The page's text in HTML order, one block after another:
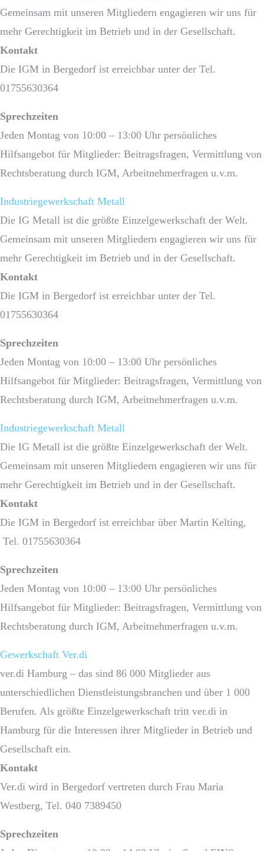
Gemeinsam mit unseren Mitgliedern engagieren wir uns für
mehr Gerechtigkeit im Betrieb und in der Gesellschaft.
Kontakt
Die IGM in Bergedorf ist erreichbar unter der Tel.
01755630364
Sprech­zeiten
Jeden Montag von 10:00 – 13:00 Uhr persönliches
Hilfsangebot für Mitglieder: Beitragsfragen, Vermittlung von
Rechtsberatung durch IGM, Arbeitnehmerfragen u.v.m.
Industriegewerkschaft Metall
Die IG Metall ist die größte Einzelgewerkschaft der Welt.
Gemeinsam mit unseren Mitgliedern engagieren wir uns für
mehr Gerechtigkeit im Betrieb und in der Gesellschaft.
Kontakt
Die IGM in Bergedorf ist erreichbar unter der Tel.
01755630364
Sprech­zeiten
Jeden Montag von 10:00 – 13:00 Uhr persönliches
Hilfsangebot für Mitglieder: Beitragsfragen, Vermittlung von
Rechtsberatung durch IGM, Arbeitnehmerfragen u.v.m.
Industriegewerkschaft Metall
Die IG Metall ist die größte Einzelgewerkschaft der Welt.
Gemeinsam mit unseren Mitgliedern engagieren wir uns für
mehr Gerechtigkeit im Betrieb und in der Gesellschaft.
Kontakt
Die IGM in Bergedorf ist erreichbar über Martin Kelting,
Tel. 01755630364
Sprech­zeiten
Jeden Montag von 10:00 – 13:00 Uhr persönliches
Hilfsangebot für Mitglieder: Beitragsfragen, Vermittlung von
Rechtsberatung durch IGM, Arbeitnehmerfragen u.v.m.
Gewerkschaft Ver.di
ver.di Hamburg – das sind 86 000 Mitglieder aus
unterschiedlichen Dienstleistungsbranchen und über 1 000
Berufen. Als größte Einzelgewerkschaft tritt ver.di in
Hamburg für die Interessen ihrer Mitglieder in Betrieb und
Gesellschaft ein.
Kontakt
Ver.di wird in Bergedorf vertreten durch Frau Maria
Westberg, Tel. 040 7389450
Sprech­zeiten